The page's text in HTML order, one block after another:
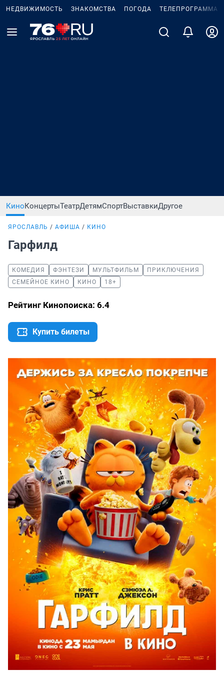
НЕДВИЖИМОСТЬ ЗНАКОМСТВА ПОГОДА ТЕЛЕПРОГРАММА
КиноКонцертыТеатрДетямСпортВыставкиДругое
ЯРОСЛАВЛЬ АФИША КИНО
Гарфилд
КОМЕДИЯ ФЭНТЕЗИ МУЛЬТФИЛЬМ
ПРИКЛЮЧЕНИЯ
СЕМЕЙНОЕ КИНО
КИНО 18+
Рейтинг Кинопоиска: 6.4
Купить билеты